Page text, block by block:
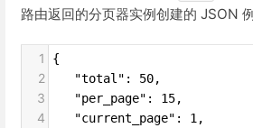
路由返回的分页器实例创建的 JSON
1 {
2
   "total": 50,
3
   "per_page": 15,
4
   "current_page": 1,